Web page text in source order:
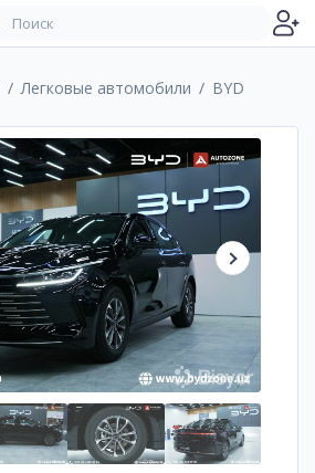
Легковые автомобили BYD